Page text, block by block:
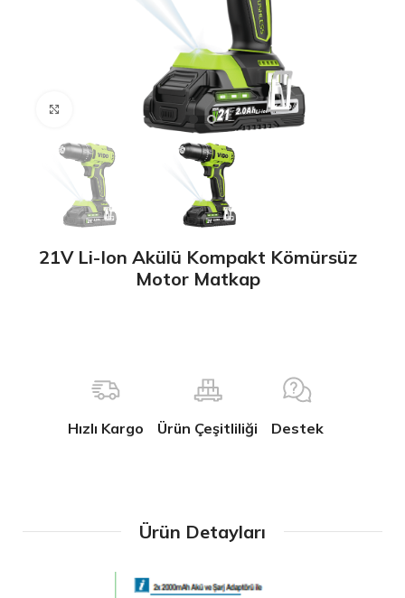
Büyütmek için tıklayın
21V Li-Ion Akülü Kompakt Kömürsüz
Motor Matkap
Hızlı Kargo Ürün Çeşitliliği Destek
Ürün Detayları